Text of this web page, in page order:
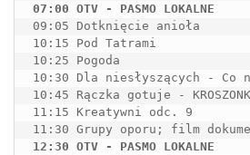
09:05 Dotknięcie anioła
10:15 Pod Tatrami
10:25 Pogoda
10:30 Dla niesłyszących - Co
10:45 Rączka gotuje -
11:15 Kreatywni odc. 9